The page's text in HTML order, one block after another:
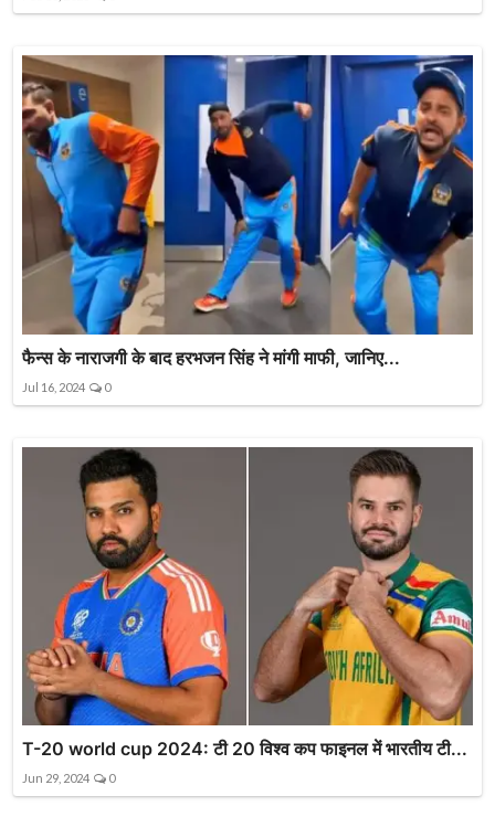
फैन्स के नाराजगी के बाद हरभजन सिंह ने मांगी माफी, जानिए...
Jul 16, 2024 0
T-20 world cup 2024: टी 20 विश्व कप फाइनल में भारतीय टी...
Jun 29, 2024 0